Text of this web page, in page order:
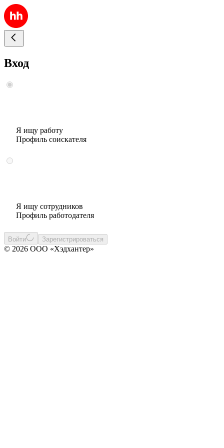
Вход
Я ищу работу
Профиль соискателя
Я ищу сотрудников
Профиль работодателя
Войти Зарегистрироваться
© 2026 ООО «Хэдхантер»